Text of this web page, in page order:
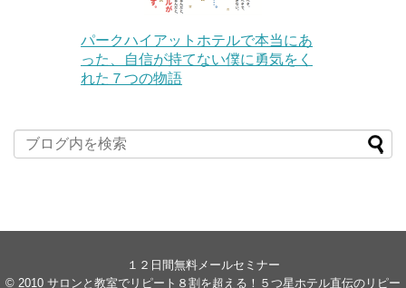
パークハイアットホテルで本当にあ
った、自信が持てない僕に勇気をく
れた７つの物語
１２日間無料メールセミナー
© 2010 サロンと教室でリピート８割を超える！５つ星ホテル直伝のリピー